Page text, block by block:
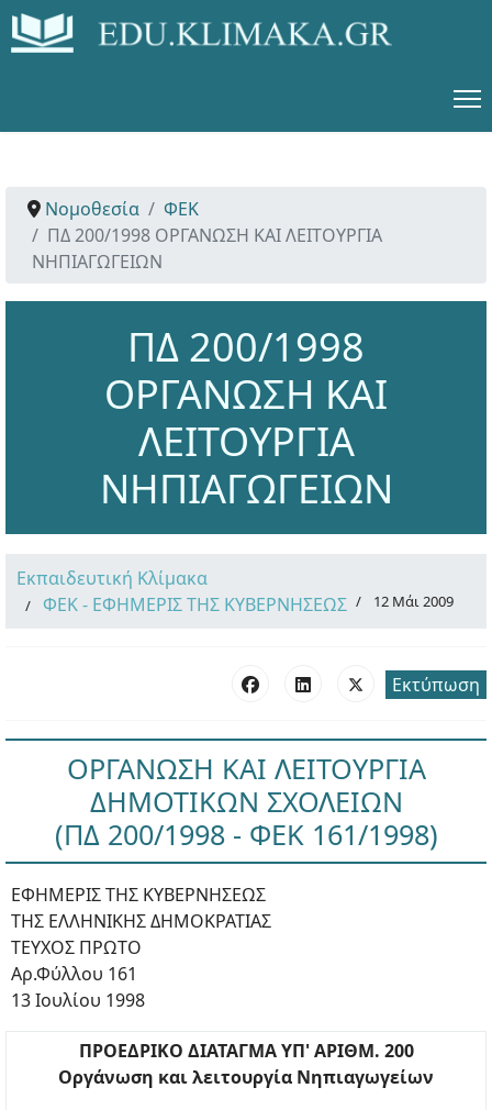
Νομοθεσία
ΦΕΚ
ΠΔ 200/1998 ΟΡΓΑΝΩΣΗ ΚΑΙ ΛΕΙΤΟΥΡΓΙΑ
ΝΗΠΙΑΓΩΓΕΙΩΝ
ΠΔ 200/1998
ΟΡΓΑΝΩΣΗ ΚΑΙ
ΛΕΙΤΟΥΡΓΙΑ
ΝΗΠΙΑΓΩΓΕΙΩΝ
Εκπαιδευτική Κλίμακα
ΦΕΚ - ΕΦΗΜΕΡΙΣ ΤΗΣ ΚΥΒΕΡΝΗΣΕΩΣ
12 Μάι 2009
Εκτύπωση
ΟΡΓΑΝΩΣΗ ΚΑΙ ΛΕΙΤΟΥΡΓΙΑ
ΔΗΜΟΤΙΚΩΝ ΣΧΟΛΕΙΩΝ
(ΠΔ 200/1998 - ΦΕΚ 161/1998)
ΕΦΗΜΕΡΙΣ ΤΗΣ ΚΥΒΕΡΝΗΣΕΩΣ
ΤΗΣ ΕΛΛΗΝΙΚΗΣ ΔΗΜΟΚΡΑΤΙΑΣ
ΤΕΥΧΟΣ ΠΡΩΤΟ
Αρ.Φύλλου 161
13 Ιουλίου 1998
ΠΡΟΕΔΡΙΚΟ ΔΙΑΤΑΓΜΑ ΥΠ' ΑΡΙΘΜ. 200
Οργάνωση και λειτουργία Νηπιαγωγείων